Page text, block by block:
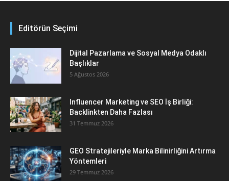
Editörün Seçimi
Dijital Pazarlama ve Sosyal Medya Odaklı
Başlıklar
5 Ağustos 2026
Influencer Marketing ve SEO İş Birliği:
Backlinkten Daha Fazlası
31 Temmuz 2026
GEO Stratejileriyle Marka Bilinirliğini Artırma
Yöntemleri
29 Temmuz 2026